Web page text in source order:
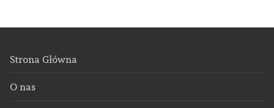
Strona Główna
O nas